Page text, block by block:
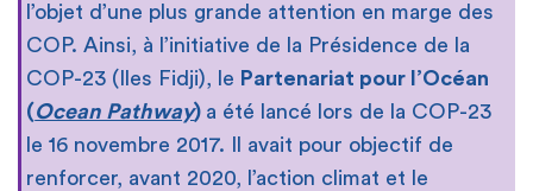
l’objet d’une plus grande attention en marge des
COP. Ainsi, à l’initiative de la Présidence de la
COP-23 (Iles Fidji), le Partenariat pour l’Océan
(Ocean Pathway) a été lancé lors de la COP-23
le 16 novembre 2017. Il avait pour objectif de
renforcer, avant 2020, l’action climat et le